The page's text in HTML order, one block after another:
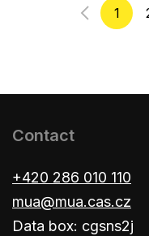
1
Contact
+420 286 010 110
mua@mua.cas.cz
Data box: cgsns2j